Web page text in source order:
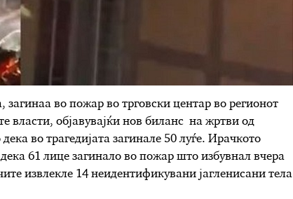
во пожар во трговски центар во регионот
власти, објавувајќи нов биланс на жртви од
во трагедијата загинале 50 луѓе. Ирачкото
61 лице загинало во пожар што избувнал вчера
извлекле 14 неидентификувани јагленисани тела